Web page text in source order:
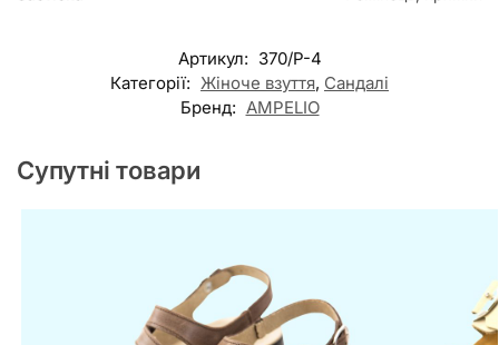
Артикул: 370/P-4
Категорії: Жіноче взуття, Сандалі
Бренд: AMPELIO
Супутні товари